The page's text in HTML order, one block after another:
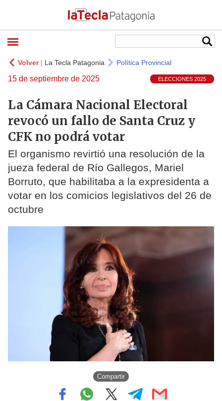
Volver| La Tecla Patagonia Política Provincial
15 de septiembre de 2025 ELECCIONES 2025
La Cámara Nacional Electoral
revocó un fallo de Santa Cruz y
CFK no podrá votar
El organismo revirtió una resolución de la
jueza federal de Río Gallegos, Mariel
Borruto, que habilitaba a la expresidenta a
votar en los comicios legislativos del 26 de
octubre
Compartir